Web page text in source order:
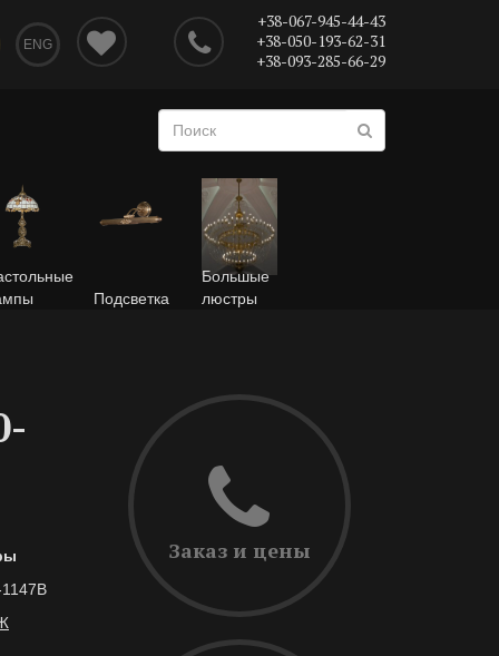
ENG
+38-067-945-44-43
+38-050-193-62-31
+38-093-285-66-29
Подсветка
Большые
люстры
Заказ и цены